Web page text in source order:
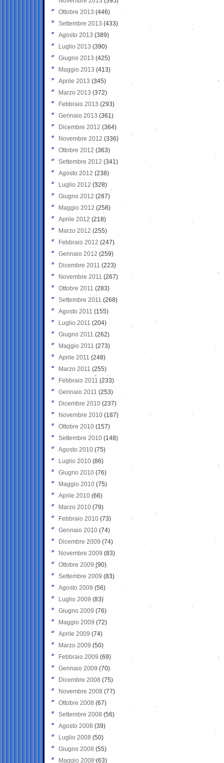
Ottobre 2013 (446)
Settembre 2013 (433)
Agosto 2013 (389)
Luglio 2013 (390)
Giugno 2013 (425)
Maggio 2013 (413)
Aprile 2013 (345)
Marzo 2013 (372)
Febbraio 2013 (293)
Gennaio 2013 (361)
Dicembre 2012 (364)
Novembre 2012 (336)
Ottobre 2012 (363)
Settembre 2012 (341)
Agosto 2012 (238)
Luglio 2012 (328)
Giugno 2012 (287)
Maggio 2012 (258)
Aprile 2012 (218)
Marzo 2012 (255)
Febbraio 2012 (247)
Gennaio 2012 (259)
Dicembre 2011 (223)
Novembre 2011 (267)
Ottobre 2011 (283)
Settembre 2011 (268)
Agosto 2011 (155)
Luglio 2011 (204)
Giugno 2011 (262)
Maggio 2011 (273)
Aprile 2011 (248)
Marzo 2011 (255)
Febbraio 2011 (233)
Gennaio 2011 (253)
Dicembre 2010 (237)
Novembre 2010 (187)
Ottobre 2010 (157)
Settembre 2010 (148)
Agosto 2010 (75)
Luglio 2010 (86)
Giugno 2010 (76)
Maggio 2010 (75)
Aprile 2010 (66)
Marzo 2010 (79)
Febbraio 2010 (73)
Gennaio 2010 (74)
Dicembre 2009 (74)
Novembre 2009 (83)
Ottobre 2009 (90)
Settembre 2009 (83)
Agosto 2009 (56)
Luglio 2009 (83)
Giugno 2009 (76)
Maggio 2009 (72)
Aprile 2009 (74)
Marzo 2009 (50)
Febbraio 2009 (69)
Gennaio 2009 (70)
Dicembre 2008 (75)
Novembre 2008 (77)
Ottobre 2008 (67)
Settembre 2008 (56)
Agosto 2008 (39)
Luglio 2008 (50)
Giugno 2008 (55)
Maggio 2008(63)